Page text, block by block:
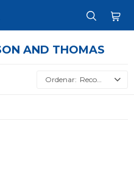
AND THOMAS
Recomendados